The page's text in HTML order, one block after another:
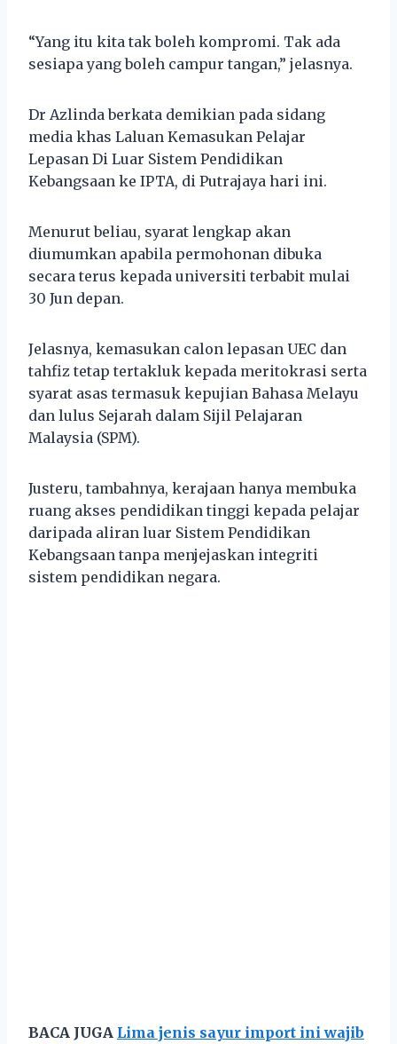
“Yang itu kita tak boleh kompromi. Tak ada
sesiapa yang boleh campur tangan,” jelasnya.
Dr Azlinda berkata demikian pada sidang
media khas Laluan Kemasukan Pelajar
Lepasan Di Luar Sistem Pendidikan
Kebangsaan ke IPTA, di Putrajaya hari ini.
Menurut beliau, syarat lengkap akan
diumumkan apabila permohonan dibuka
secara terus kepada universiti terbabit mulai
30 Jun depan.
Jelasnya, kemasukan calon lepasan UEC dan
tahfiz tetap tertakluk kepada meritokrasi serta
syarat asas termasuk kepujian Bahasa Melayu
dan lulus Sejarah dalam Sijil Pelajaran
Malaysia (SPM).
Justeru, tambahnya, kerajaan hanya membuka
ruang akses pendidikan tinggi kepada pelajar
daripada aliran luar Sistem Pendidikan
Kebangsaan tanpa menjejaskan integriti
sistem pendidikan negara.
BACA JUGA Lima jenis sayur import ini wajib